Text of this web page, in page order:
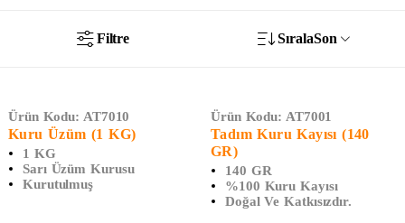
Filtre SıralaSon
Ürün Kodu: AT7010
Kuru Üzüm (1 KG)
1 KG
Sarı Üzüm Kurusu
Kurutulmuş
TÜKENDI
Ürün Kodu: AT7001
Tadım Kuru Kayısı (140
GR)
140 GR
%100 Kuru Kayısı
Doğal Ve Katkısızdır.